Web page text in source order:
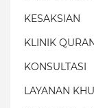
KESAKSIAN
KLINIK
KONSULTASI
LAYANAN